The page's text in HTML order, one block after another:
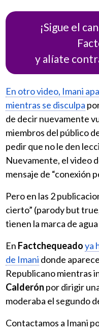
¡Sigue el
y alíate
En otro video, Imani
mientras se disculpa
de decir nuevamente
miembros del público
pedir que no le den
Nuevamente, el video
mensaje de “conexión
Pero en las 2
cierto” (parody but
tienen la marca de
En Factchequeadoya
de Imani donde
Republicano mientras
Calderón por dirigir
moderaba el segundo
Contactamos a Imani